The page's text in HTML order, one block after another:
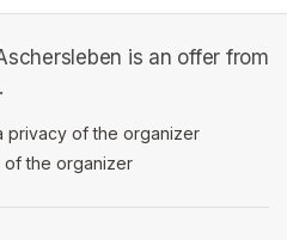
is an offer from
in a new tab)
privacy of the organizer
of the organizer